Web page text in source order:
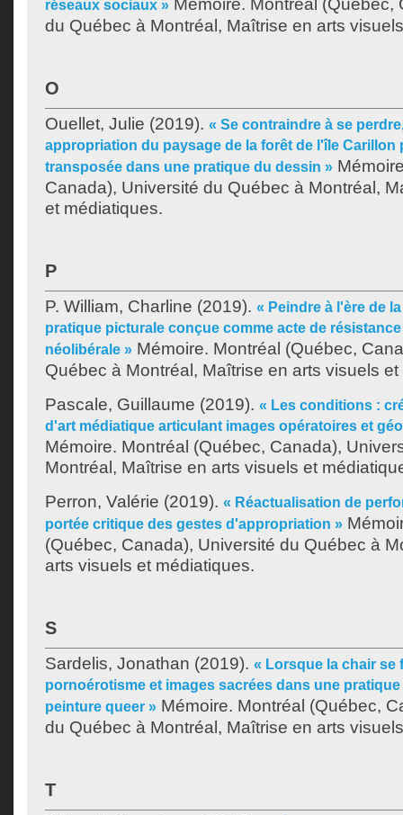
réseaux sociaux » Mémoire. Montréal (Québec,
du Québec à Montréal, Maîtrise en arts
O
Ouellet, Julie (2019). « Se contraindre à se
appropriation du paysage de la forêt de l'île Carillon
transposée dans une pratique du dessin »
Canada), Université du Québec à Montréal,
et médiatiques.
P
P. William, Charline (2019). « Peindre à l'ère de
pratique picturale conçue comme acte de
néolibérale » Mémoire. Montréal (Québec,
Québec à Montréal, Maîtrise en arts visuels
Pascale, Guillaume (2019). « Les conditions :
d'art médiatique articulant images opératoires et
Mémoire. Montréal (Québec, Canada),
Montréal, Maîtrise en arts visuels et
Perron, Valérie (2019). « Réactualisation de
portée critique des gestes d'appropriation »
(Québec, Canada), Université du Québec à
arts visuels et médiatiques.
S
Sardelis, Jonathan (2019). « Lorsque la chair se
pornoérotisme et images sacrées dans une
peinture queer » Mémoire. Montréal (Québec,
du Québec à Montréal, Maîtrise en arts
T